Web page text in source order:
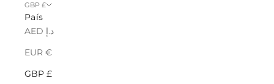
GBP £
País
AED د.إ
EUR €
GBP £